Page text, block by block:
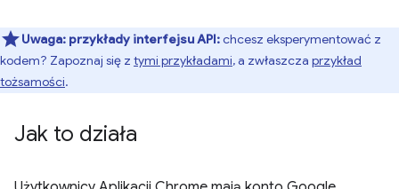
Uwaga: przykłady interfejsu API:chcesz eksperymentować z
kodem? Zapoznaj się z tymi przykładami, a zwłaszcza przykład
tożsamości.
Jak to działa